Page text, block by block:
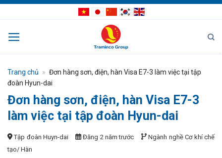
Bỏ
qua
dung
Trang chủ » Đơn hàng sơn, điện, hàn Visa E7-3 làm việc tại tập
đoàn Hyun-dai
Đơn hàng sơn, điện, hàn Visa E7-3
làm việc tại tập đoàn Hyun-dai
Tập đoàn Huyn-dai Đăng 2 năm trước Ngành nghềCơ khí chế
tạo/ Hàn